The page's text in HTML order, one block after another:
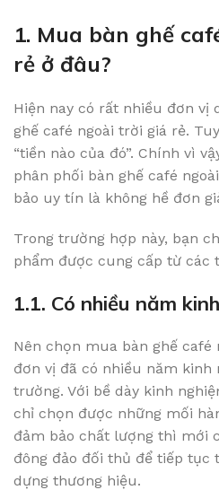
1. Mua bàn ghế
rẻ ở đâu?
Hiện nay có rất nhiều đơn vị
ghế café ngoài trời giá rẻ.
“tiền nào của đó”. Chính vì
phân phối bàn ghế café
bảo uy tín là không hề đơn
Trong trường hợp này, bạn
phẩm được cung cấp từ các
1.1. Có nhiều năm
Nên chọn mua bàn ghế café
đơn vị đã có nhiều năm
trường. Với bề dày kinh
chỉ chọn được những mối
đảm bảo chất lượng thì mới
đông đảo đối thủ để tiếp tục
dựng thương hiệu.